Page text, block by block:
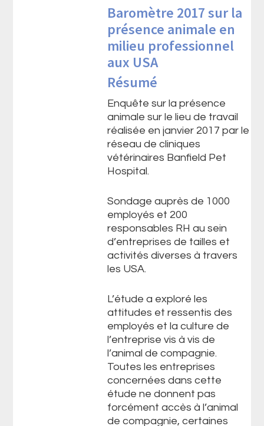
Baromètre 2017 sur la
présence animale en
milieu professionnel
aux USA
Résumé
Enquête sur la présence
animale sur le lieu de travail
réalisée en janvier 2017 par le
réseau de cliniques
vétérinaires Banfield Pet
Hospital.
Sondage auprès de 1000
employés et 200
responsables RH au sein
d’entreprises de tailles et
activités diverses à travers
les USA.
L’étude a exploré les
attitudes et ressentis des
employés et la culture de
l’entreprise vis à vis de
l’animal de compagnie.
Toutes les entreprises
concernées dans cette
étude ne donnent pas
forcément accès à l’animal
de compagnie, certaines